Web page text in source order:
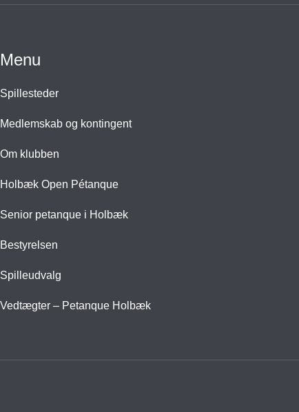
Menu
Spillesteder
Medlemskab og kontingent
Om klubben
Holbæk Open Pétanque
Senior petanque i Holbæk
Bestyrelsen
Spilleudvalg
Vedtægter – Petanque Holbæk